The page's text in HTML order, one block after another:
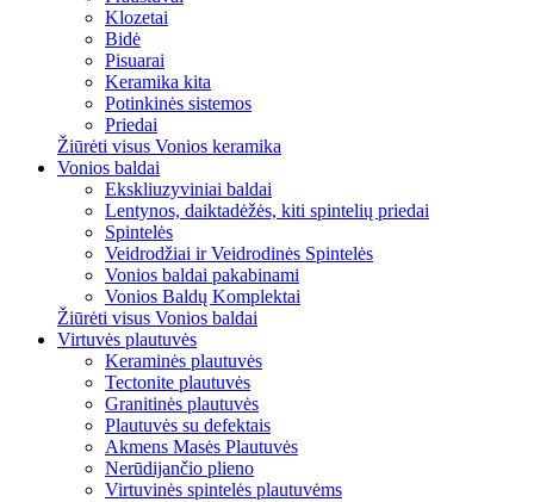
Klozetai
Bidė
Pisuarai
Keramika kita
Potinkinės sistemos
Priedai
Žiūrėti visus Vonios keramika
Vonios baldai
Ekskliuzyviniai baldai
Lentynos, daiktadėžės, kiti spintelių priedai
Spintelės
Veidrodžiai ir Veidrodinės Spintelės
Vonios baldai pakabinami
Vonios Baldų Komplektai
Žiūrėti visus Vonios baldai
Virtuvės plautuvės
Keraminės plautuvės
Tectonite plautuvės
Granitinės plautuvės
Plautuvės su defektais
Akmens Masės Plautuvės
Nerūdijančio plieno
Virtuvinės spintelės plautuvėms